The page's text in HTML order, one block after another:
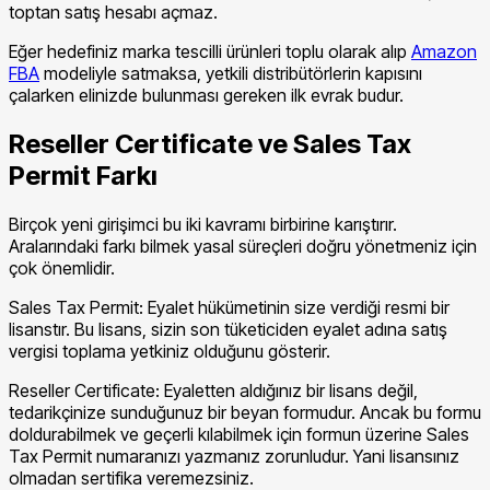
toptan satış hesabı açmaz.
Eğer hedefiniz marka tescilli ürünleri toplu olarak alıp Amazon
FBA modeliyle satmaksa, yetkili distribütörlerin kapısını
çalarken elinizde bulunması gereken ilk evrak budur.
Reseller Certificate ve Sales Tax
Permit Farkı
Birçok yeni girişimci bu iki kavramı birbirine karıştırır.
Aralarındaki farkı bilmek yasal süreçleri doğru yönetmeniz için
çok önemlidir.
Sales Tax Permit: Eyalet hükümetinin size verdiği resmi bir
lisanstır. Bu lisans, sizin son tüketiciden eyalet adına satış
vergisi toplama yetkiniz olduğunu gösterir.
Reseller Certificate: Eyaletten aldığınız bir lisans değil,
tedarikçinize sunduğunuz bir beyan formudur. Ancak bu formu
doldurabilmek ve geçerli kılabilmek için formun üzerine Sales
Tax Permit numaranızı yazmanız zorunludur. Yani lisansınız
olmadan sertifika veremezsiniz.